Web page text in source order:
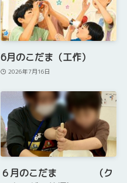
6月のこだま（工作）
2026年7月16日
６月のこだま （ク